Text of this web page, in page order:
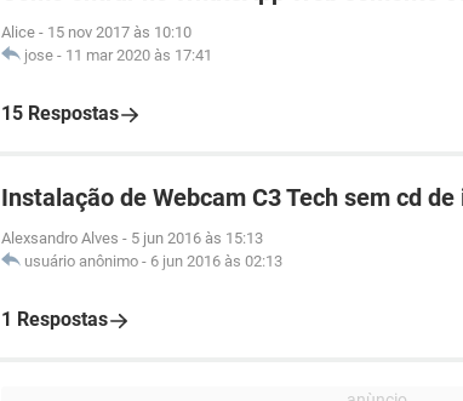
Alice - 15 nov 2017 às 10:10
jose - 11 mar 2020 às 17:41
15 Respostas
Instalação de Webcam C3 Tech sem cd
Alexsandro Alves - 5 jun 2016 às 15:13
usuário anônimo - 6 jun 2016 às 02:13
1 Respostas